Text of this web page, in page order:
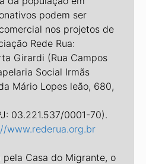
podem ser
nos projetos de
Rede Rua:
Girardi (Rua Campos
Social Irmãs
Mário Lopes leão, 680,
03.221.537/0001-70).
www.rederua.org.br
pela Casa do Migrante, o